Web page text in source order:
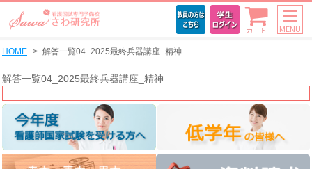
カート MENU
HOME 解答一覧04_2025最終兵器講座_精神
解答一覧04_2025最終兵器講座_精神